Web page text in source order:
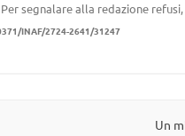
segnalare alla redazione
INAF/2724-2641/31247
Un